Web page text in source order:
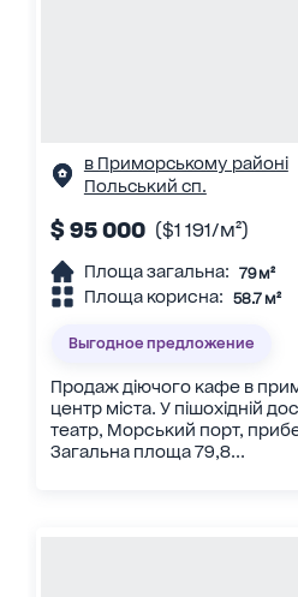
в Приморському районі
Польський сп.
$ 95 000 ($1 191/м²)
Площа загальна: 79 м²
Площа корисна: 58.7 м²
Выгодное предложение
Продаж діючого кафе в
центр міста. У пішохідній
театр, Морський порт,
Загальна площа 79,8...